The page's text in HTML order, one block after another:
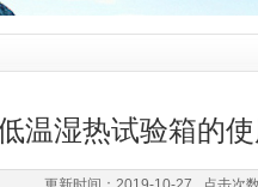
温湿热试验箱的